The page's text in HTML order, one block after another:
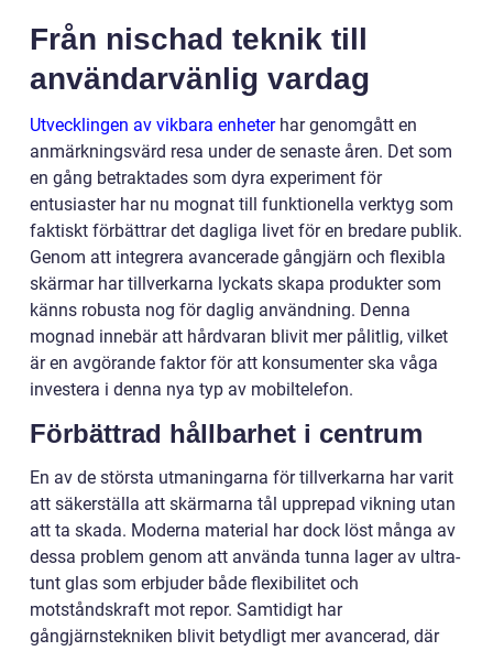
Från nischad teknik till
användarvänlig vardag
Utvecklingen av vikbara enheterhar genomgått en
anmärkningsvärd resa under de senaste åren. Det som
en gång betraktades som dyra experiment för
entusiaster har nu mognat till funktionella verktyg som
faktiskt förbättrar det dagliga livet för en bredare publik.
Genom att integrera avancerade gångjärn och flexibla
skärmar har tillverkarna lyckats skapa produkter som
känns robusta nog för daglig användning. Denna
mognad innebär att hårdvaran blivit mer pålitlig, vilket
är en avgörande faktor för att konsumenter ska våga
investera i denna nya typ av mobiltelefon.
Förbättrad hållbarhet i centrum
En av de största utmaningarna för tillverkarna har varit
att säkerställa att skärmarna tål upprepad vikning utan
att ta skada. Moderna material har dock löst många av
dessa problem genom att använda tunna lager av ultra-
tunt glas som erbjuder både flexibilitet och
motståndskraft mot repor. Samtidigt har
gångjärnstekniken blivit betydligt mer avancerad, där